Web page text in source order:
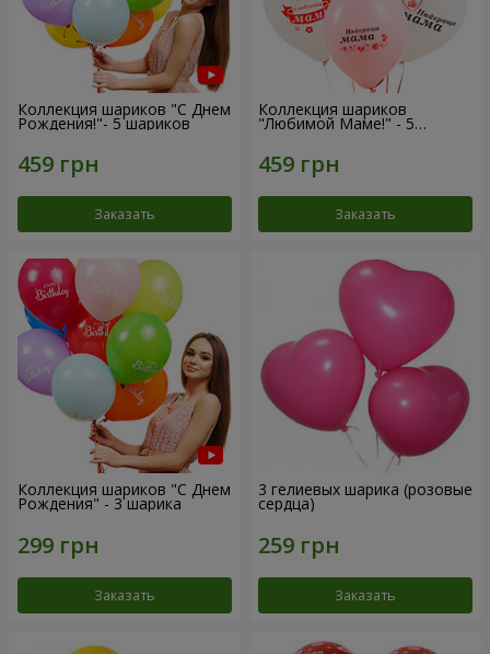
Коллекция шариков "С Днем
Рождения!"- 5 шариков
Заказать
Коллекция шариков
"Любимой Маме!" - 5
Заказать
Коллекция шариков "С Днем
Рождения" - 3 шарика
Заказать
3 гелиевых шарика (розовые
сердца)
Заказать